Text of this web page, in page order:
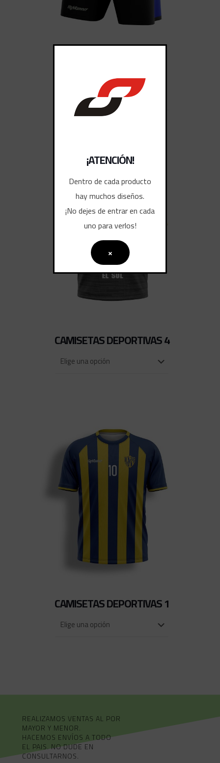
SHORTS DEPORTIVOS
CAMISETAS DEPORTIVAS 4
CAMISETAS DEPORTIVAS 1
REALIZAMOS VENTAS AL POR
MAYOR Y MENOR.
HACEMOS ENVÍOS A TODO
EL PAIS. NO DUDE EN
CONSULTARNOS.
¡ATENCIÓN!
Dentro de cada producto
hay muchos diseños.
¡No dejes de entrar en cada
uno para verlos!
×